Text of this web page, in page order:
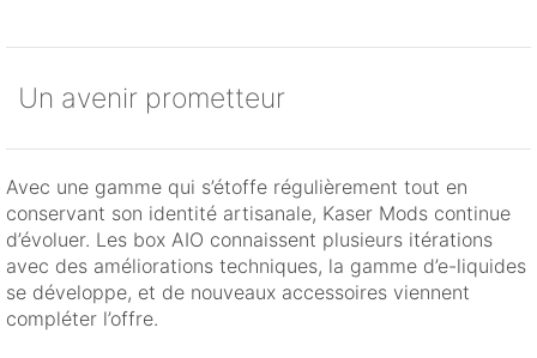
Un avenir prometteur
Avec une gamme qui s’étoffe régulièrement tout en
conservant son identité artisanale, Kaser Mods continue
d’évoluer. Les box AIO connaissent plusieurs itérations
avec des améliorations techniques, la gamme d’e-liquides
se développe, et de nouveaux accessoires viennent
compléter l’offre.